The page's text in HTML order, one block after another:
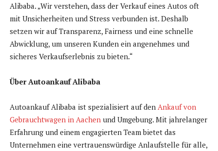
Alibaba. „Wir verstehen, dass der Verkauf eines Autos oft
mit Unsicherheiten und Stress verbunden ist. Deshalb
setzen wir auf Transparenz, Fairness und eine schnelle
Abwicklung, um unseren Kunden ein angenehmes und
sicheres Verkaufserlebnis zu bieten.“
Über Autoankauf Alibaba
Autoankauf Alibaba ist spezialisiert auf den Ankauf von
Gebrauchtwagen in Aachen und Umgebung. Mit jahrelanger
Erfahrung und einem engagierten Team bietet das
Unternehmen eine vertrauenswürdige Anlaufstelle für alle,